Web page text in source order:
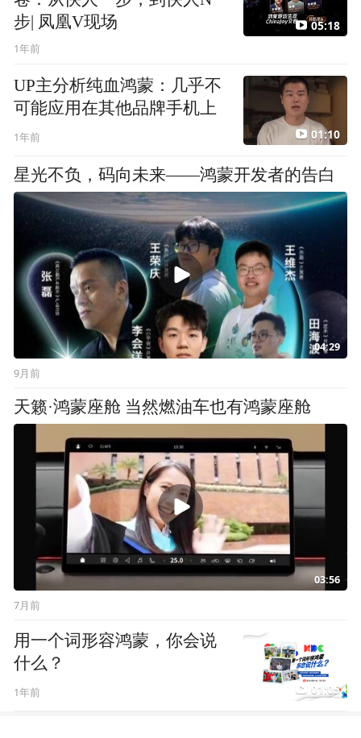
步| 凤凰V现场
1年前
05:18
UP主分析纯血鸿蒙：几乎不
可能应用在其他品牌手机上
1年前 01:10
星光不负，码向未来——鸿蒙开发者的告白
04:29
9月前
天籁·鸿蒙座舱 当然燃油车也有鸿蒙座舱
03:56
7月前
用一个词形容鸿蒙，你会说
什么？
1年前 01:05